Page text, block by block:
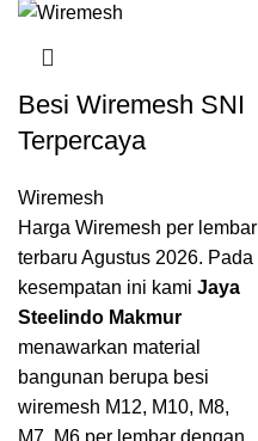
Besi Wiremesh SNI
Terpercaya
Wiremesh
Harga Wiremesh per lembar
terbaru Agustus 2026. Pada
kesempatan ini kami Jaya
Steelindo Makmur
menawarkan material
bangunan berupa besi
wiremesh M12, M10, M8,
M7, M6 per lembar dengan